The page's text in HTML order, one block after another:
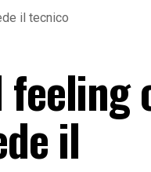
il tecnico
il